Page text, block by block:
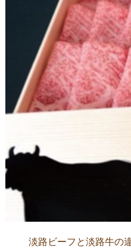
淡路ビーフと淡路牛の